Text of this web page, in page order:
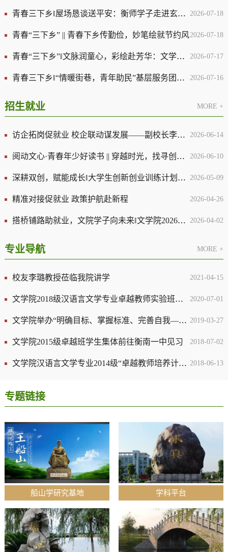
2026-07-18
青春三下乡‖屋场恳谈送平安：衡师学子走进玄碧塘开展消防科普
2026-07-18
青春“三下乡” || 青春下乡传勤俭，妙笔绘就节约风
2026-07-17
青春“三下乡”‖文脉润童心，彩绘赴芳华：文学院寸草心计划走进曙光社区开展美育实践
2026-07-16
青春三下乡‖“情暖街巷，青年助民”基层服务团队行前准备纪实
招生就业 MORE +
2026-06-14
访企拓岗促就业 校企联动谋发展——副校长李浪带队开展访企拓岗专项行动
2026-06-10
阅动文心·青春年少好读书 || 穿越时光，找寻创新创业的青春底气
2026-05-09
深耕双创，赋能成长‖大学生创新创业训练计划项目经验分享会顺利举办
2026-04-26
精准对接促就业 政策护航赴新程
2026-04-02
搭桥铺路助就业，文院学子向未来‖文学院2026届毕业生积极参加学校春季大型供需见面会
专业导航 MORE +
2021-04-15
校友李璐教授莅临我院讲学
2020-07-01
文学院2018级汉语言文学专业卓越教师实验班举办书写比赛暨经典诵读大赛
2019-03-27
文学院举办“明确目标、掌握标准、完善自我—谈卓越中学语文教师的养成”讲座
2018-07-02
文学院2015级卓越班学生集体前往衡南一中见习
2018-06-13
文学院汉语言文学专业2014级“卓越教师培养计划”实验班项目总结报告
专题链接
船山学研究基地 学科平台